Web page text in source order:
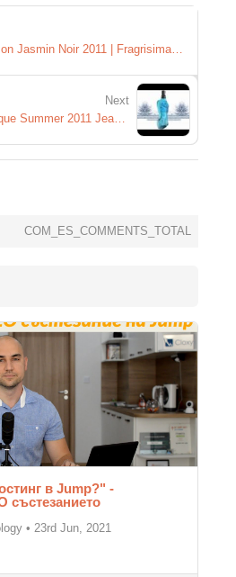
Next
COM_ES_COMMENTS_TOTAL
в Jump?" -
състезанието
• 23rd Jun, 2021